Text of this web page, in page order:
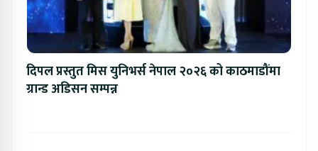
दिपल प्रस्तुत मिस युनिभर्स नेपाल २०२६ को काठमाडौंमा
ग्रान्ड अडिसन सम्पन्न